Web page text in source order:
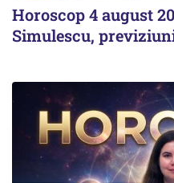
Horoscop 4 august
Simulescu,